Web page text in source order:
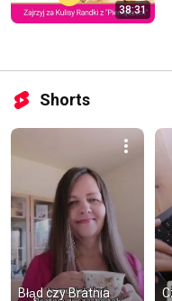
38:31
Shorts
Błąd czy Bratnia